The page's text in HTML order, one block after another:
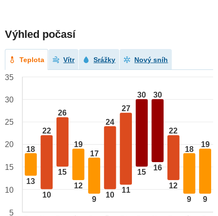
Výhled počasí
Teplota Vítr Srážky Nový sníh
18
13
22
10
26
15
19
12
17
9
24
10
27
11
30
15
30
16
22
12
18
9
19
9
35
30
25
20
15
10
5